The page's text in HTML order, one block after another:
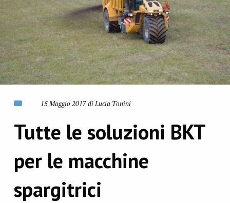
15 Maggio 2017 di Lucia Tonini
Tutte le soluzioni BKT
per le macchine
spargitrici